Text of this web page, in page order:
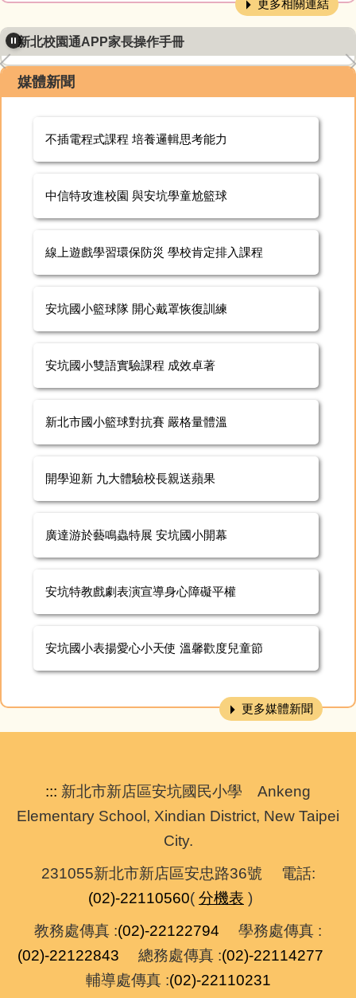
更多相關連結
新北校園通APP家長操作手冊
媒體新聞
不插電程式課程 培養邏輯思考能力
中信特攻進校園 與安坑學童尬籃球
線上遊戲學習環保防災 學校肯定排入課程
安坑國小籃球隊 開心戴罩恢復訓練
安坑國小雙語實驗課程 成效卓著
新北市國小籃球對抗賽 嚴格量體溫
開學迎新 九大體驗校長親送蘋果
廣達游於藝鳴蟲特展 安坑國小開幕
安坑特教戲劇表演宣導身心障礙平權
安坑國小表揚愛心小天使 溫馨歡度兒童節
更多媒體新聞
::: 新北市新店區安坑國民小學 Ankeng
Elementary School, Xindian District, New Taipei
City.
231055新北市新店區安忠路36號 電話:
(02)-22110560( 分機表 )
教務處傳真 :(02)-22122794 學務處傳真 :
(02)-22122843 總務處傳真 :(02)-22114277
輔導處傳真 :(02)-22110231